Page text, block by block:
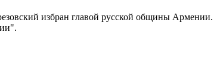
избран главой русской общины Армении.